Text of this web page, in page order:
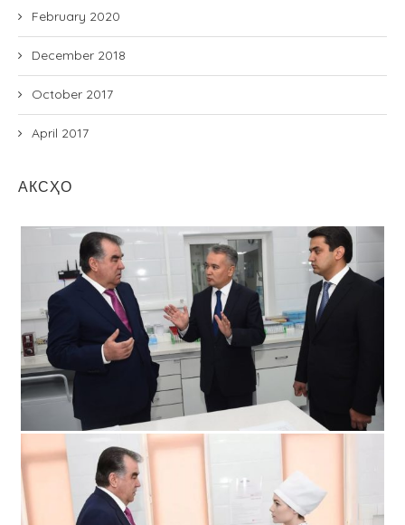
February 2020
December 2018
October 2017
April 2017
АКСҲО